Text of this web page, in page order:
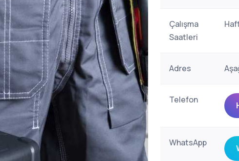
Çalışma
Saatleri
Adres
Telefon
WhatsApp